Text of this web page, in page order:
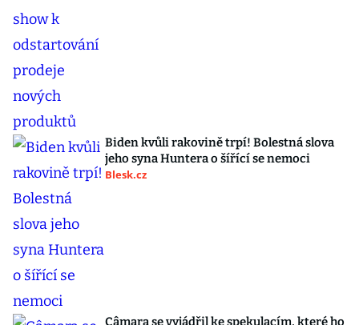
Biden kvůli rakovině trpí! Bolestná slova
jeho syna Huntera o šířící se nemoci
Blesk.cz
Câmara se vyjádřil ke spekulacím, které ho